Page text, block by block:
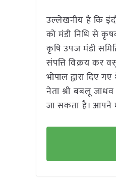
उल्लेखनीय है कि
को मंडी निधि से
कृषि उपज मंडी
संपत्ति विक्रय कर
भोपाल द्वारा
नेता श्री बबलू
जा सकता है। आपने